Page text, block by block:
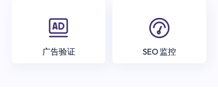
广告验证 SEO 监控